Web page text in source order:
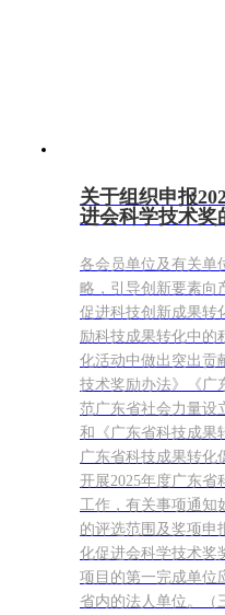
关于组织申报
进会科学技术奖
各会员单位及有关单
略，引导创新要素向
促进科技创新成果转
励科技成果转化中的
化活动中做出突出贡
技术奖励办法》《广
范广东省社会力量设
和《广东省科技成果
广东省科技成果转化
开展2025年度广东省
工作，有关事项通知
的评选范围及奖项申
化促进会科学技术奖
项目的第一完成单位
省内的法人单位。（